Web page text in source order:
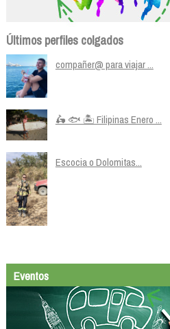
Últimos perfiles colgados
compañer@ para viajar ...
🛵 🐟 🏝️ Filipinas Enero ...
Escocia o Dolomitas...
Eventos